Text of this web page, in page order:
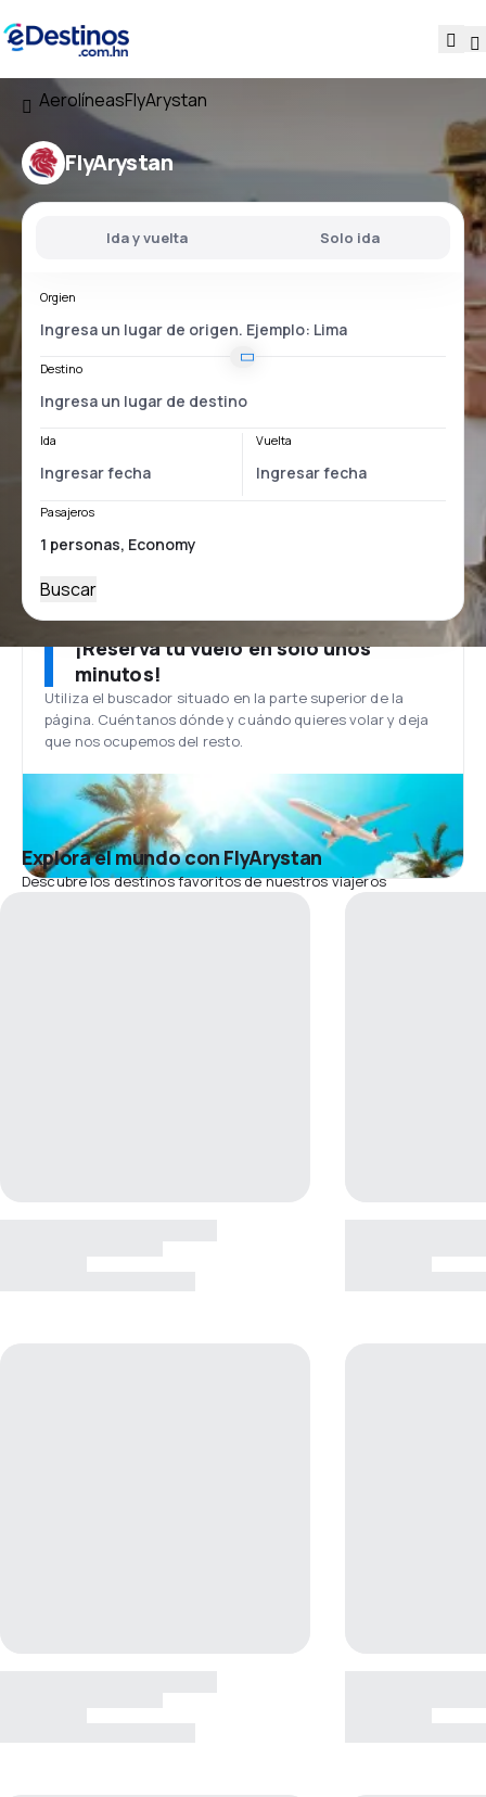
AerolíneasFlyArystan
FlyArystan
Ida y vuelta Solo ida
Orgien
Destino
Ida Vuelta
Pasajeros
Buscar
¡Reserva tu vuelo en solo unos
minutos!
Utiliza el buscador situado en la parte superior de la
página. Cuéntanos dónde y cuándo quieres volar y deja
que nos ocupemos del resto.
Explora el mundo con FlyArystan
Descubre los destinos favoritos de nuestros viajeros